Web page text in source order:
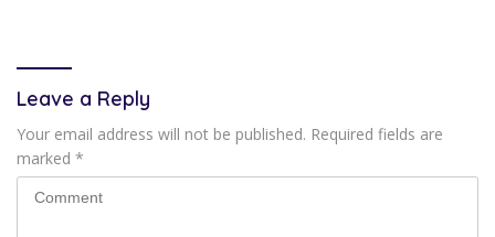
Leave a Reply
Your email address will not be published. Required fields are
marked *